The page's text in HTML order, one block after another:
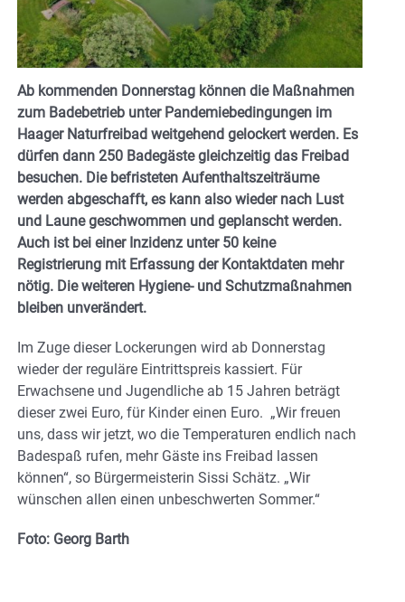
Ab kommenden Donnerstag können die Maßnahmen
zum Badebetrieb unter Pandemiebedingungen im
Haager Naturfreibad weitgehend gelockert werden. Es
dürfen dann 250 Badegäste gleichzeitig das Freibad
besuchen. Die befristeten Aufenthaltszeiträume
werden abgeschafft, es kann also wieder nach Lust
und Laune geschwommen und geplanscht werden.
Auch ist bei einer Inzidenz unter 50 keine
Registrierung mit Erfassung der Kontaktdaten mehr
nötig. Die weiteren Hygiene- und Schutzmaßnahmen
bleiben unverändert.
Im Zuge dieser Lockerungen wird ab Donnerstag
wieder der reguläre Eintrittspreis kassiert. Für
Erwachsene und Jugendliche ab 15 Jahren beträgt
dieser zwei Euro, für Kinder einen Euro. „Wir freuen
uns, dass wir jetzt, wo die Temperaturen endlich nach
Badespaß rufen, mehr Gäste ins Freibad lassen
können“, so Bürgermeisterin Sissi Schätz. „Wir
wünschen allen einen unbeschwerten Sommer.“
Foto: Georg Barth